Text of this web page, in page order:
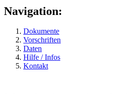
Navigation:
Dokumente
Vorschriften
Daten
Hilfe / Infos
Kontakt